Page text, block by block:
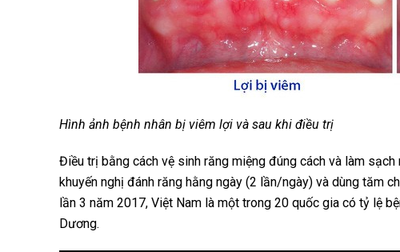
Hình ảnh bệnh nhân bị viêm lợi và sau khi điều trị
Điều trị bằng cách vệ sinh răng miệng đúng cách và làm
khuyến nghị đánh răng hằng ngày (2 lần/ngày) và dùng tăm
lần 3 năm 2017, Việt Nam là một trong 20 quốc gia có tỷ lệ
Dương.